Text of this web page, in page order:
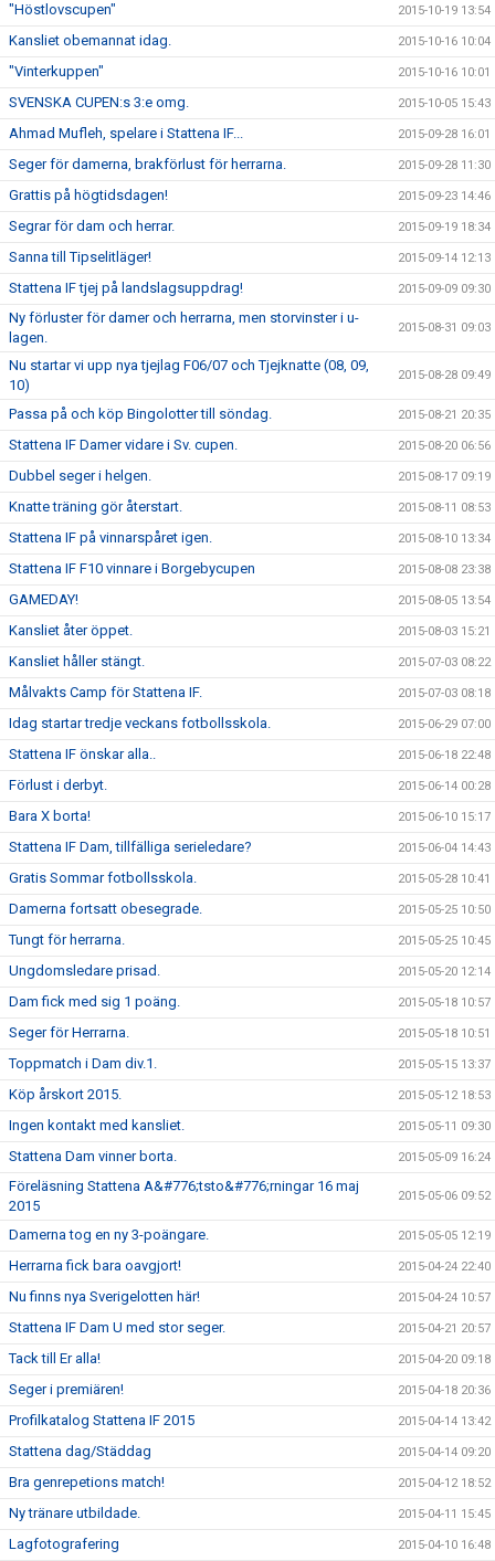
"Höstlovscupen" 2015-10-19 13:54
Kansliet obemannat idag. 2015-10-16 10:04
"Vinterkuppen" 2015-10-16 10:01
SVENSKA CUPEN:s 3:e omg. 2015-10-05 15:43
Ahmad Mufleh, spelare i Stattena IF... 2015-09-28 16:01
Seger för damerna, brakförlust för herrarna. 2015-09-28 11:30
Grattis på högtidsdagen! 2015-09-23 14:46
Segrar för dam och herrar. 2015-09-19 18:34
Sanna till Tipselitläger! 2015-09-14 12:13
Stattena IF tjej på landslagsuppdrag! 2015-09-09 09:30
Ny förluster för damer och herrarna, men storvinster i u-
lagen.
2015-08-31 09:03
Nu startar vi upp nya tjejlag F06/07 och Tjejknatte (08, 09,
10)
2015-08-28 09:49
Passa på och köp Bingolotter till söndag. 2015-08-21 20:35
Stattena IF Damer vidare i Sv. cupen. 2015-08-20 06:56
Dubbel seger i helgen. 2015-08-17 09:19
Knatte träning gör återstart. 2015-08-11 08:53
Stattena IF på vinnarspåret igen. 2015-08-10 13:34
Stattena IF F10 vinnare i Borgebycupen 2015-08-08 23:38
GAMEDAY! 2015-08-05 13:54
Kansliet åter öppet. 2015-08-03 15:21
Kansliet håller stängt. 2015-07-03 08:22
Målvakts Camp för Stattena IF. 2015-07-03 08:18
Idag startar tredje veckans fotbollsskola. 2015-06-29 07:00
Stattena IF önskar alla.. 2015-06-18 22:48
Förlust i derbyt. 2015-06-14 00:28
Bara X borta! 2015-06-10 15:17
Stattena IF Dam, tillfälliga serieledare? 2015-06-04 14:43
Gratis Sommar fotbollsskola. 2015-05-28 10:41
Damerna fortsatt obesegrade. 2015-05-25 10:50
Tungt för herrarna. 2015-05-25 10:45
Ungdomsledare prisad. 2015-05-20 12:14
Dam fick med sig 1 poäng. 2015-05-18 10:57
Seger för Herrarna. 2015-05-18 10:51
Toppmatch i Dam div.1. 2015-05-15 13:37
Köp årskort 2015. 2015-05-12 18:53
Ingen kontakt med kansliet. 2015-05-11 09:30
Stattena Dam vinner borta. 2015-05-09 16:24
Föreläsning Stattena A&#776;tsto&#776;rningar 16 maj
2015
2015-05-06 09:52
Damerna tog en ny 3-poängare. 2015-05-05 12:19
Herrarna fick bara oavgjort! 2015-04-24 22:40
Nu finns nya Sverigelotten här! 2015-04-24 10:57
Stattena IF Dam U med stor seger. 2015-04-21 20:57
Tack till Er alla! 2015-04-20 09:18
Seger i premiären! 2015-04-18 20:36
Profilkatalog Stattena IF 2015 2015-04-14 13:42
Stattena dag/Städdag 2015-04-14 09:20
Bra genrepetions match! 2015-04-12 18:52
Ny tränare utbildade. 2015-04-11 15:45
Lagfotografering 2015-04-10 16:48